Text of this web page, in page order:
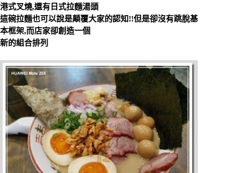
港式叉燒,還有日式拉麵湯頭
這碗拉麵也可以說是顛覆大家的認知!!但是卻沒有跳脫基
本框架,而店家卻創造一個
新的組合排列